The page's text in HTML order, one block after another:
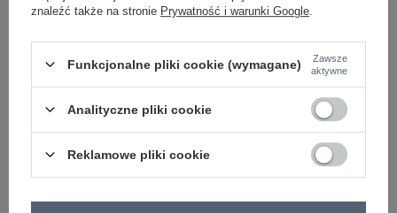
jasny żółty
Zobacz wszystkie kolory (+1)
ZALOGUJ SIĘ I ZOBACZ CENĘ
znaleźć także na stronie Prywatność i warunki Google
Funkcjonalne pliki cookie (wymagane)
Zawsze
aktywne
Analityczne pliki cookie
Reklamowe pliki cookie